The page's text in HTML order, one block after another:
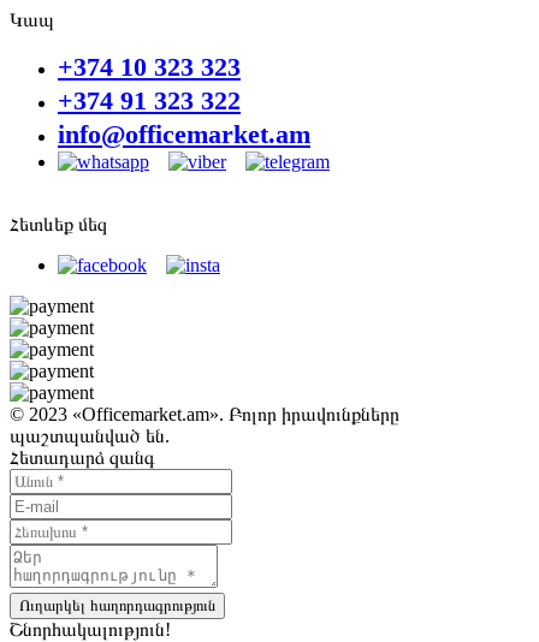
Կապ
+374 10 323 323
+374 91 323 322
info@officemarket.am
Հետևեք մեզ
© 2023 «Officemarket.am». Բոլոր իրավունքները
պաշտպանված են.
Հետադարձ զանգ
Ուղարկել հաղորդագրություն
Շնորհակալություն!